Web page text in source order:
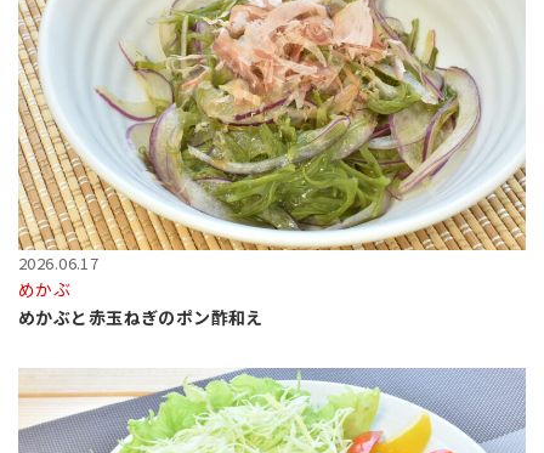
2026.06.17
めかぶ
めかぶと赤玉ねぎのポン酢和え